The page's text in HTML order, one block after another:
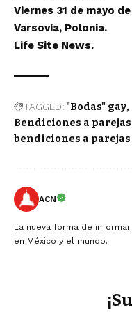
Viernes 31 de mayo
Varsovia, Polonia.
Life Site News.
TAGGED: "Bodas" gay
Bendiciones a
bendiciones a
ACN
La nueva forma de
en México y el mundo.